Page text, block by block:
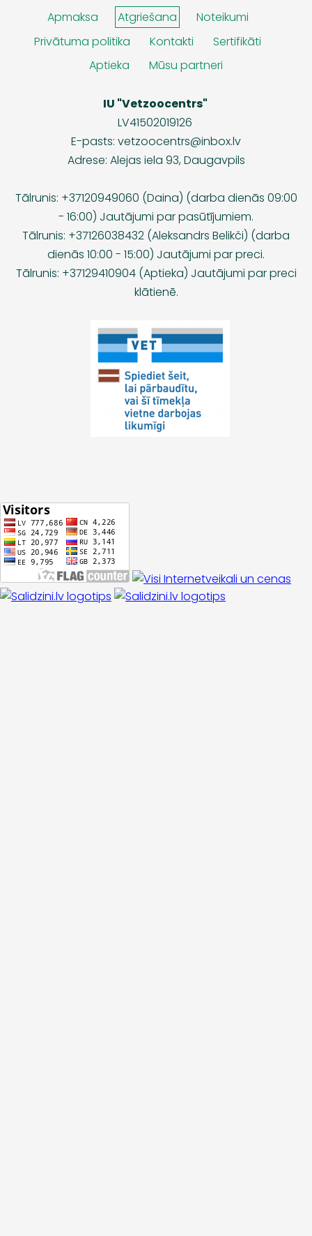
Apmaksa
Atgriešana
Noteikumi
Privātuma politika
Kontakti
Sertifikāti
Aptieka
Mūsu partneri
IU "Vetzoocentrs"
LV41502019126
E-pasts: vetzoocentrs@inbox.lv
Adrese: Alejas iela 93, Daugavpils
Tālrunis: +37120949060 (Daina) (darba dienās 09:00
- 16:00) Jautājumi par pasūtījumiem.
Tālrunis: +37126038432 (Aleksandrs Belikči) (darba
dienās 10:00 - 15:00) Jautājumi par preci.
Tālrunis: +37129410904 (Aptieka) Jautājumi par preci
klātienē.